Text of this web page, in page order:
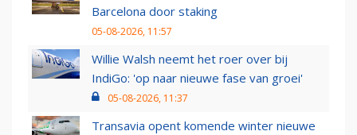
Barcelona door staking
05-08-2026, 11:57
Willie Walsh neemt het roer over bij
IndiGo: 'op naar nieuwe fase van groei'
05-08-2026, 11:37
Transavia opent komende winter nieuwe